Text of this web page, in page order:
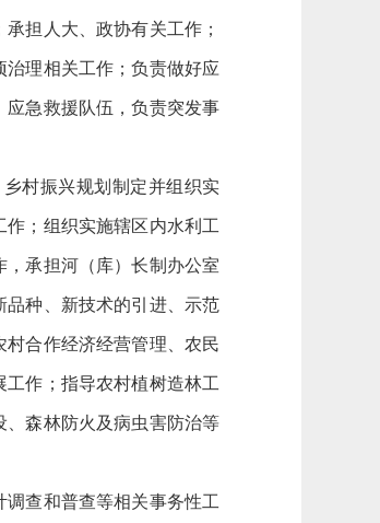
担人大、政协有关工作；
理相关工作；负责做好应
应急救援队伍，负责突发事
村振兴规划制定并组织实
；组织实施辖区内水利工
承担河（库）长制办公室
品种、新技术的引进、示范
合作经济经营管理、农民
作；指导农村植树造林工
森林防火及病虫害防治等
查和普查等相关事务性工